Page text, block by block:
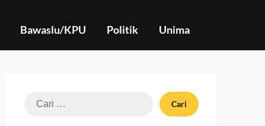
Bawaslu/KPU Politik Unima
Cari